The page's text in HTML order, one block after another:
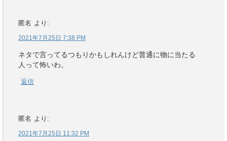
匿名 より:
2021年7月25日 7:38 PM
ネタで言ってるつもりかもしれんけど普通に物に当たる
人って怖いわ。
返信
匿名 より:
2021年7月25日 11:32 PM